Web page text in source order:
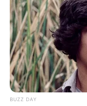
BUZZ DAY